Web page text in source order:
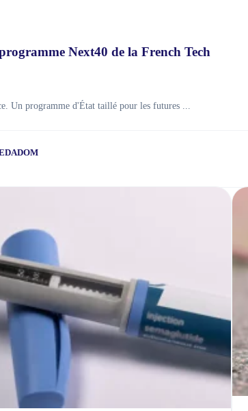
Next40 de la French Tech
Un programme d'État taillé pour les futures ...